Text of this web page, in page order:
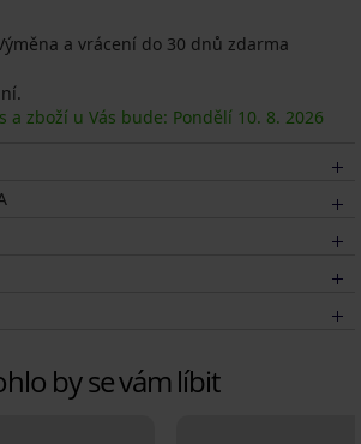
a vrácení do 30 dnů zdarma
a zboží u Vás bude: Pondělí 10. 8. 2026
by se vám líbit